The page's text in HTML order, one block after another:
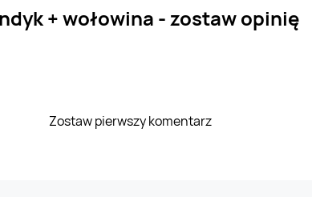
+ wołowina - zostaw opinię
Zostaw pierwszy komentarz